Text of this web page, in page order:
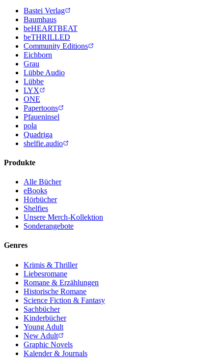
Bastei Verlag
Baumhaus
beHEARTBEAT
beTHRILLED
Community Editions
Eichborn
Grau
Lübbe Audio
Lübbe
LYX
ONE
Papertoons
Pfaueninsel
pola
Quadriga
shelfie.audio
Produkte
Alle Bücher
eBooks
Hörbücher
Shelfies
Unsere Merch-Kollektion
Sonderangebote
Genres
Krimis & Thriller
Liebesromane
Romane & Erzählungen
Historische Romane
Science Fiction & Fantasy
Sachbücher
Kinderbücher
Young Adult
New Adult
Graphic Novels
Kalender & Journals